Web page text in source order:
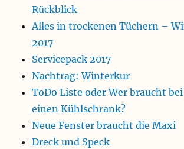
Rückblick
Alles in trockenen Tüchern –
2017
Servicepack 2017
Nachtrag: Winterkur
ToDo Liste oder Wer braucht bei
einen Kühlschrank?
Neue Fenster braucht die Maxi
Dreck und Speck